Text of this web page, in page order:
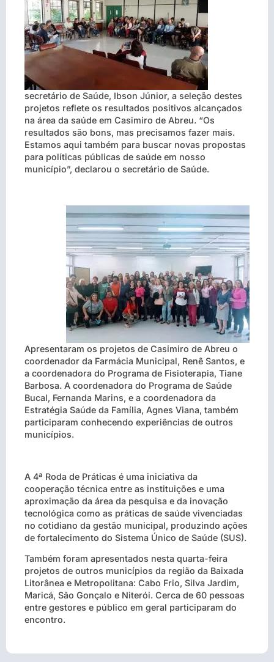
secretário de Saúde, Ibson Júnior, a seleção destes
projetos reflete os resultados positivos alcançados
na área da saúde em Casimiro de Abreu. “Os
resultados são bons, mas precisamos fazer mais.
Estamos aqui também para buscar novas propostas
para políticas públicas de saúde em nosso
município”, declarou o secretário de Saúde.
Apresentaram os projetos de Casimiro de Abreu o
coordenador da Farmácia Municipal, Renê Santos, e
a coordenadora do Programa de Fisioterapia, Tiane
Barbosa. A coordenadora do Programa de Saúde
Bucal, Fernanda Marins, e a coordenadora da
Estratégia Saúde da Família, Agnes Viana, também
participaram conhecendo experiências de outros
municípios.
A 4ª Roda de Práticas é uma iniciativa da
cooperação técnica entre as instituições e uma
aproximação da área da pesquisa e da inovação
tecnológica como as práticas de saúde vivenciadas
no cotidiano da gestão municipal, produzindo ações
de fortalecimento do Sistema Único de Saúde (SUS).
Também foram apresentados nesta quarta-feira
projetos de outros municípios da região da Baixada
Litorânea e Metropolitana: Cabo Frio, Silva Jardim,
Maricá, São Gonçalo e Niterói. Cerca de 60 pessoas
entre gestores e público em geral participaram do
encontro.